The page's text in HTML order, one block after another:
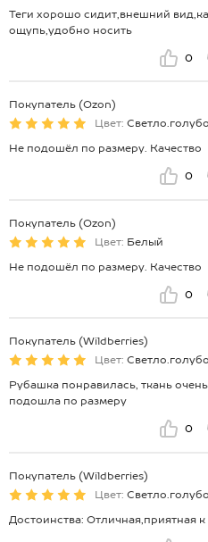
Теги хорошо сидит,внешний
ощупь,удобно носить
0
Покупатель (Ozon)
Цвет:
Не подошёл по размеру. Качество
0
Покупатель (Ozon)
Цвет: Белый
Не подошёл по размеру. Качество
0
Покупатель (Wildberries)
Цвет:
Рубашка понравилась, ткань
подошла по размеру
0
Покупатель (Wildberries)
Цвет:
Достоинства: Отличная,приятная к